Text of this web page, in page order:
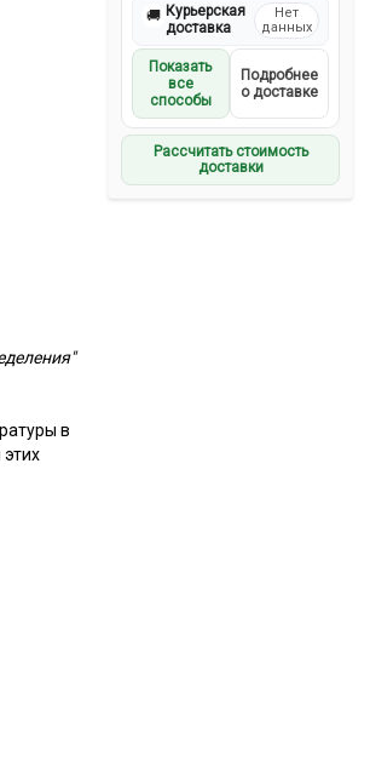
🚚 Курьерская
доставка
Нет
данных
Показать
все
способы
Подробнее
о доставке
Рассчитать стоимость
доставки
в